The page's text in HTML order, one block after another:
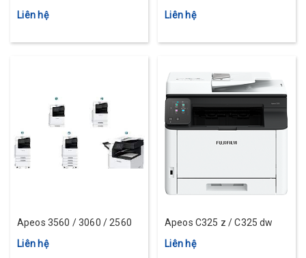
Liên hệ
C5570 / C4570 / C3570 /
Liên hệ
Apeos 3560 / 3060 / 2560
Liên hệ
Apeos C325 z / C325 dw
Liên hệ